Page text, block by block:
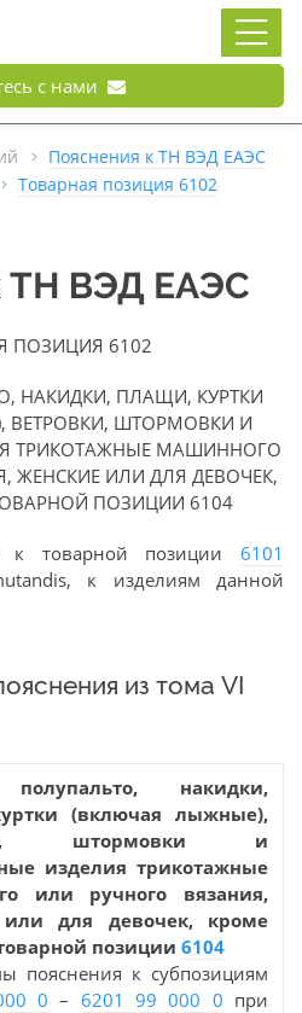
с нами
Пояснения к ТН ВЭД ЕАЭС
Товарная позиция 6102
ТН ВЭД ЕАЭС
ПОЗИЦИЯ 6102
НАКИДКИ, ПЛАЩИ, КУРТКИ
ШТОРМОВКИ И
ТРИКОТАЖНЫЕ МАШИННОГО
ЖЕНСКИЕ ИЛИ ДЛЯ ДЕВОЧЕК,
ПОЗИЦИИ 6104
к товарной позиции 6101
к изделиям данной
из тома VI
полупальто, накидки,
(включая лыжные),
штормовки и
изделия трикотажные
или ручного вязания,
для девочек, кроме
позиции 6104
пояснения к субпозициям
0 – 6201 99 000 0 при